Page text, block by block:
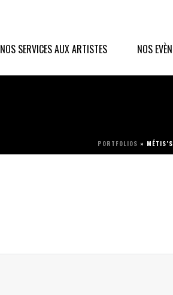
NOS SERVICES AUX ARTISTES NOS
PORTFOLIOS »